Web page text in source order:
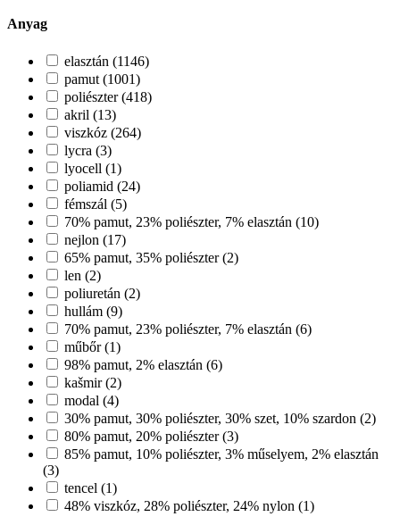
Anyag
elasztán (1146)
pamut (1001)
poliészter (418)
akril (13)
viszkóz (264)
lycra (3)
lyocell (1)
poliamid (24)
fémszál (5)
70% pamut, 23% poliészter, 7% elasztán (10)
nejlon (17)
65% pamut, 35% poliészter (2)
len (2)
poliuretán (2)
hullám (9)
70% pamut, 23% poliészter, 7% elasztán (6)
műbőr (1)
98% pamut, 2% elasztán (6)
kašmir (2)
modal (4)
30% pamut, 30% poliészter, 30% szet, 10% szardon (2)
80% pamut, 20% poliészter (3)
85% pamut, 10% poliészter, 3% műselyem, 2% elasztán
(3)
tencel (1)
48% viszkóz, 28% poliészter, 24% nylon (1)